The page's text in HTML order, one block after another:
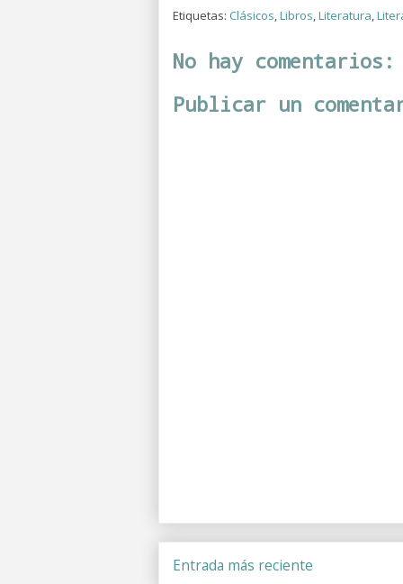
Etiquetas: Clásicos,Libros,Literatura,
No hay comentarios:
Publicar un
Entrada más reciente